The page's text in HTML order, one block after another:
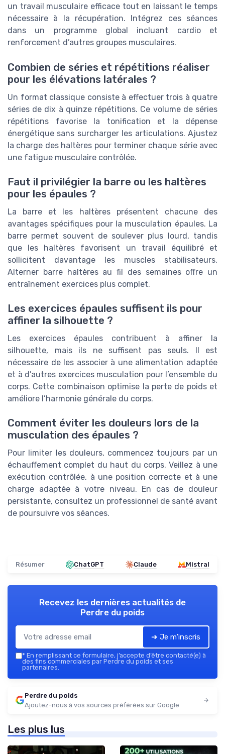
un travail musculaire efficace tout en laissant le temps
nécessaire à la récupération. Intégrez ces séances
dans un programme global incluant cardio et
renforcement d’autres groupes musculaires.
Combien de séries et répétitions réaliser
pour les élévations latérales ?
Un format classique consiste à effectuer trois à quatre
séries de dix à quinze répétitions. Ce volume de séries
répétitions favorise la tonification et la dépense
énergétique sans surcharger les articulations. Ajustez
la charge des haltères pour terminer chaque série avec
une fatigue musculaire contrôlée.
Faut il privilégier la barre ou les haltères
pour les épaules ?
La barre et les haltères présentent chacune des
avantages spécifiques pour la musculation épaules. La
barre permet souvent de soulever plus lourd, tandis
que les haltères favorisent un travail équilibré et
sollicitent davantage les muscles stabilisateurs.
Alterner barre haltères au fil des semaines offre un
entraînement exercices plus complet.
Les exercices épaules suffisent ils pour
affiner la silhouette ?
Les exercices épaules contribuent à affiner la
silhouette, mais ils ne suffisent pas seuls. Il est
nécessaire de les associer à une alimentation adaptée
et à d’autres exercices musculation pour l’ensemble du
corps. Cette combinaison optimise la perte de poids et
améliore l’harmonie générale du corps.
Comment éviter les douleurs lors de la
musculation des épaules ?
Pour limiter les douleurs, commencez toujours par un
échauffement complet du haut du corps. Veillez à une
exécution contrôlée, à une position correcte et à une
charge adaptée à votre niveau. En cas de douleur
persistante, consultez un professionnel de santé avant
de poursuivre vos séances.
Résumer ChatGPT Claude Mistral
Recevez les dernières actualités de
Perdre du poids
➔ Je m'inscris
* En remplissant ce formulaire, j’accepte d’être contacté(e) à
des fins commerciales par Perdre du poids et ses
partenaires.
Perdre du poids
Ajoutez-nous à vos sources préférées sur Google
Les plus lus